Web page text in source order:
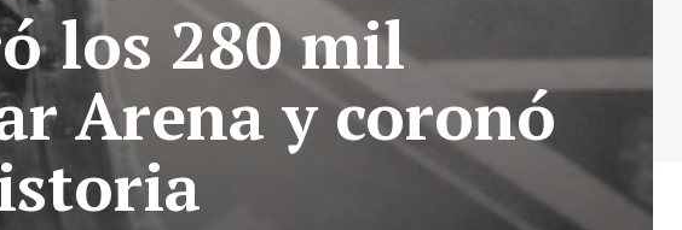
los 280 mil
Arena y coronó